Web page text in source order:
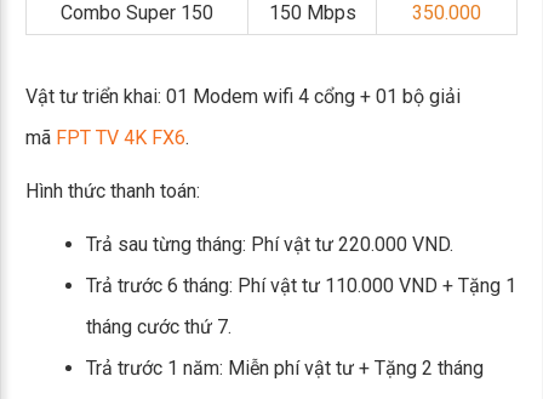
Combo Super 150
150 Mbps 350.000
Vật tư triển khai: 01 Modem wifi 4 cổng + 01 bộ giải
mã FPT TV 4K FX6.
Hình thức thanh toán:
Trả sau từng tháng: Phí vật tư 220.000 VND.
Trả trước 6 tháng: Phí vật tư 110.000 VND + Tặng 1
tháng cước thứ 7.
Trả trước 1 năm: Miễn phí vật tư + Tặng 2 tháng